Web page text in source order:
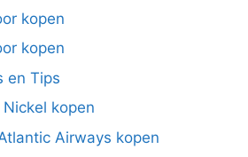
kopen
kopen
en Tips
kopen
Airways kopen